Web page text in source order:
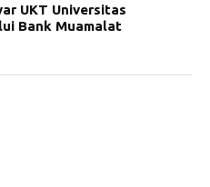
UKT Universitas
Bank Muamalat